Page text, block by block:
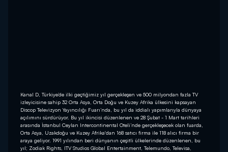
Kanal D, Türkiye’de ilki geçtiğimiz yıl gerçekleşen ve 500 milyondan fazla TV
izleyicisine sahip 32 Orta Asya, Orta Doğu ve Kuzey Afrika ülkesini kapsayan
Discop Televizyon Yayıncılığı Fuarı’nda, bu yıl da iddialı yapımlarıyla dünyaya
açılımını sürdürüyor. Bu yıl ikincisi düzenlenen ve 28 Şubat - 1 Mart tarihleri
arasında İstanbul Ceylan Intercontinental Oteli’nde gerçekleşecek olan fuarda,
Orta Asya, Uzakdoğu ve Kuzey Afrika'dan 168 satıcı firma ile 118 alıcı firma bir
araya geliyor. 1991 yılından beri dünyanın çeşitli ülkelerinde düzenlenen, bu
yıl; Zodiak Rights, ITV Studios Global Entertainment, Telemundo, Televisa,